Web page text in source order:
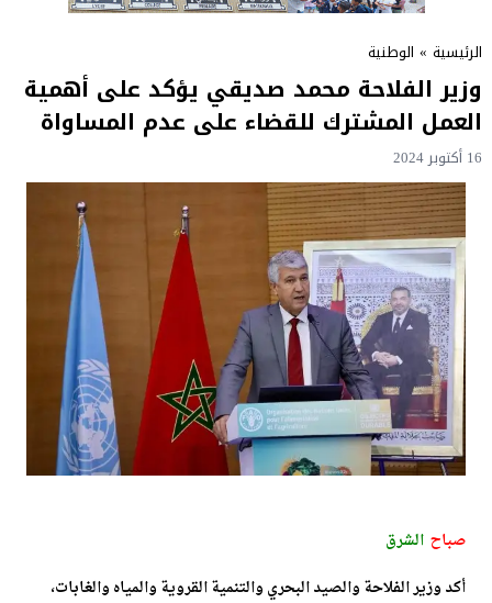
الرئيسية » الوطنية
وزير الفلاحة محمد صديقي يؤكد على أهمية
العمل المشترك للقضاء على عدم المساواة
16 أكتوبر 2024
صباح الشرق
أكد وزير الفلاحة والصيد البحري والتنمية القروية والمياه والغابات،